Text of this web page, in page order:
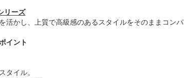
リーズ
活かし、上質で高級感のあるスタイルをそのままコン
イント
タイル。